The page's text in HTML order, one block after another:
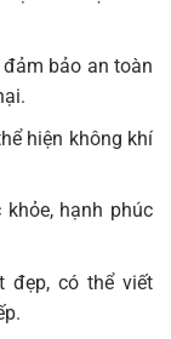
bảo an toàn
hiện không khí
hạnh phúc
đẹp, có thể viết